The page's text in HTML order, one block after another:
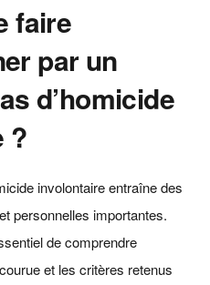
faire
par un
d’homicide
?
involontaire entraîne des
personnelles importantes.
de comprendre
et les critères retenus